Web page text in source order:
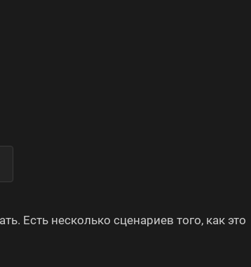
Есть несколько сценариев того, как это